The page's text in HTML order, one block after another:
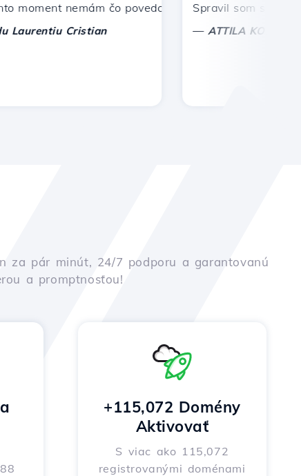
nemám čo povedať, len oceniť. S osobitnou
Cristian
Spravil som správnu
ATTILA KOLES
za pár minút, 24/7 podporu a garantovanú
a promptnosťou!
+115,072 Domény
Aktivovať
S viac ako 115,072
registrovanými doménami